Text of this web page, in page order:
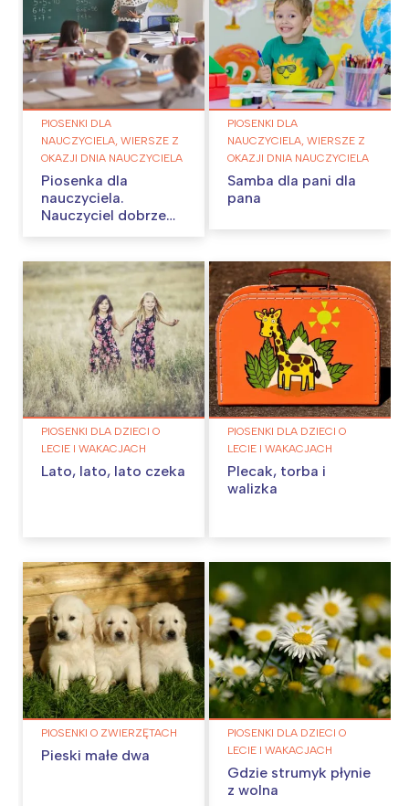
PIOSENKI DLA
NAUCZYCIELA, WIERSZE Z
OKAZJI DNIA NAUCZYCIELA
Piosenka dla
nauczyciela.
Nauczyciel dobrze
PIOSENKI DLA
NAUCZYCIELA, WIERSZE Z
OKAZJI DNIA NAUCZYCIELA
Samba dla pani dla
pana
PIOSENKI DLA DZIECI O
LECIE I WAKACJACH
Lato, lato, lato czeka
PIOSENKI DLA DZIECI O
LECIE I WAKACJACH
Plecak, torba i
walizka
PIOSENKI O ZWIERZĘTACH
Pieski małe dwa
PIOSENKI DLA DZIECI O
LECIE I WAKACJACH
Gdzie strumyk płynie
z wolna